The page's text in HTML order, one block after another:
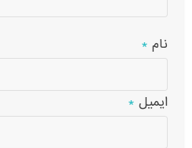
نام*
ایمیل*